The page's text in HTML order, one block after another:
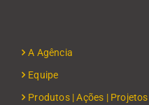
A Agência
Equipe
Produtos | Ações | Projetos